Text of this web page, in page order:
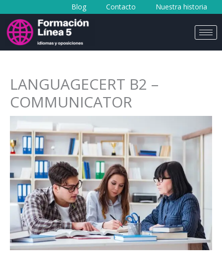
contenido
Blog Contacto Nuestra historia
LANGUAGECERT B2 –
COMMUNICATOR